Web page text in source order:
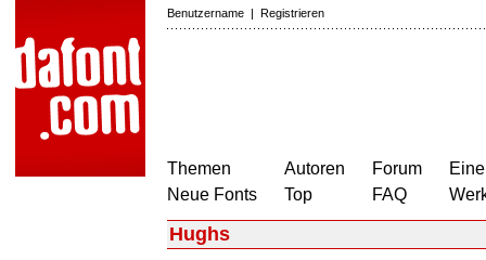
Benutzername | Registrieren
Themen
Neue Fonts
Autoren
Top
Forum
FAQ
Hughs